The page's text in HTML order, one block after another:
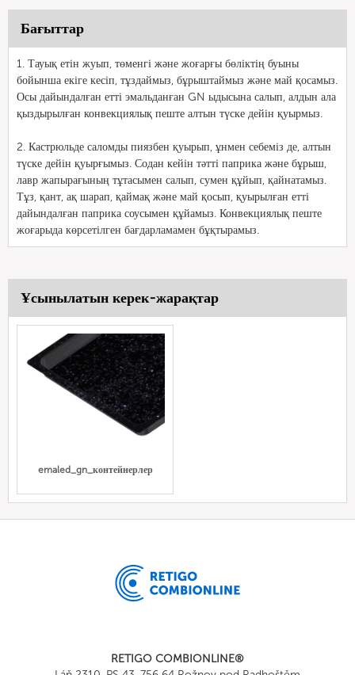
Бағыттар
1. Тауық етін жуып, төменгі және жоғарғы бөліктің буыны
бойынша екіге кесіп, тұздаймыз, бұрыштаймыз және май қосамыз.
Осы дайындалған етті эмальданған GN ыдысына салып, алдын ала
қыздырылған конвекциялық пеште алтын түске дейін қуырмыз.
2. Кастрюльде саломды пиязбен қуырып, ұнмен себеміз де, алтын
түске дейін қуырғымыз. Содан кейін тәтті паприка және бұрыш,
лавр жапырағының тұтасымен салып, сумен құйып, қайнатамыз.
Тұз, қант, ақ шарап, қаймақ және май қосып, қуырылған етті
дайындалған паприка соусымен құйамыз. Конвекциялық пеште
жоғарыда көрсетілген бағдарламамен бұқтырамыз.
Ұсынылатын керек-жарақтар
emaled_gn_контейнерлер
RETIGO COMBIONLINE®